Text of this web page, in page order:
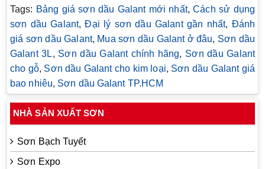
Tags: Bảng giá sơn dầu Galant mới nhất,Cách sử dụng
sơn dầu Galant,Đại lý sơn dầu Galant gần nhất, Đánh
giá sơn dầu Galant, Mua sơn dầu Galant ở đâu, Sơn dầu
Galant 3L, Sơn dầu Galant chính hãng, Sơn dầu Galant
cho gỗ, Sơn dầu Galant cho kim loại, Sơn dầu Galant giá
bao nhiêu, Sơn dầu Galant TP.HCM
NHÀ SẢN XUẤT SƠN
Sơn Bạch Tuyết
Sơn Expo